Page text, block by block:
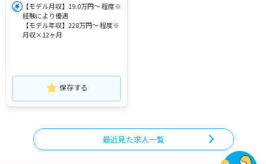
【モデル月収】19.0万円～ 程度※
経験により優遇
【モデル年収】228万円～ 程度※
月収×12ヶ月
保存する
最近見た求人一覧